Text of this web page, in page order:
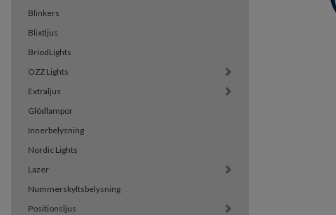
Blinkers
Blixtljus
BriodLights
OZZ Lights
Extraljus
Glödlampor
Innerbelysning
Nordic Lights
Lazer
Nummerskyltsbelysning
Positionsljus